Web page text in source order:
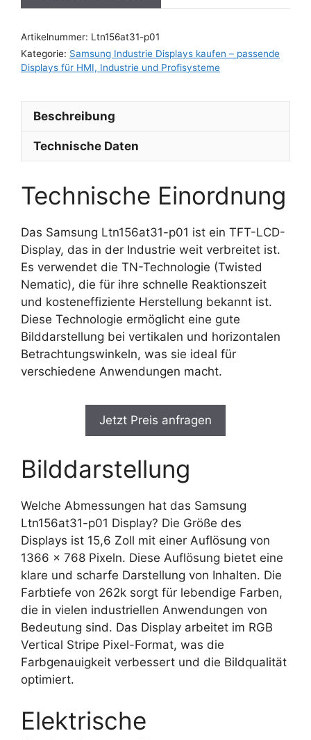
Artikelnummer: Ltn156at31-p01
Kategorie: Samsung Industrie Displays kaufen – passende
Displays für HMI, Industrie und Profisysteme
Beschreibung
Technische Daten
Technische Einordnung
Das Samsung Ltn156at31-p01 ist ein TFT-LCD-
Display, das in der Industrie weit verbreitet ist.
Es verwendet die TN-Technologie (Twisted
Nematic), die für ihre schnelle Reaktionszeit
und kosteneffiziente Herstellung bekannt ist.
Diese Technologie ermöglicht eine gute
Bilddarstellung bei vertikalen und horizontalen
Betrachtungswinkeln, was sie ideal für
verschiedene Anwendungen macht.
Jetzt Preis anfragen
Bilddarstellung
Welche Abmessungen hat das Samsung
Ltn156at31-p01 Display? Die Größe des
Displays ist 15,6 Zoll mit einer Auflösung von
1366 x 768 Pixeln. Diese Auflösung bietet eine
klare und scharfe Darstellung von Inhalten. Die
Farbtiefe von 262k sorgt für lebendige Farben,
die in vielen industriellen Anwendungen von
Bedeutung sind. Das Display arbeitet im RGB
Vertical Stripe Pixel-Format, was die
Farbgenauigkeit verbessert und die Bildqualität
optimiert.
Elektrische